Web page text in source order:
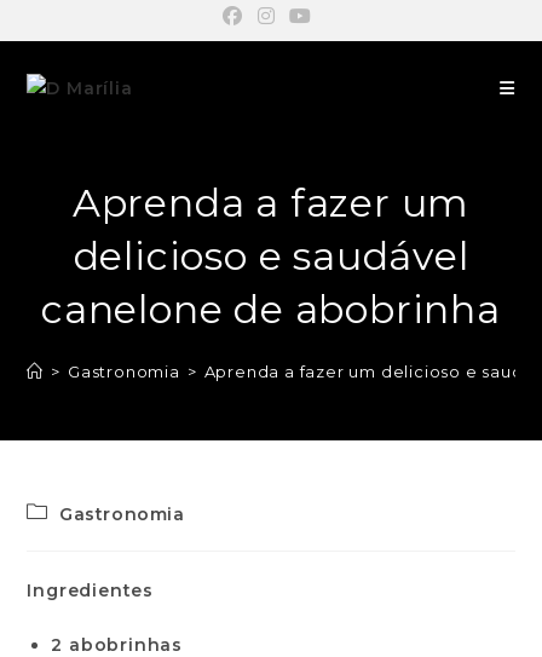
Aprenda a fazer um
delicioso e saudável
canelone de abobrinha
> Gastronomia > Aprenda a fazer um delicioso e
Gastronomia
Ingredientes
2 abobrinhas